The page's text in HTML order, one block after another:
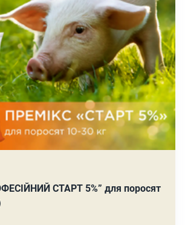
СТАРТ 5%” для поросят